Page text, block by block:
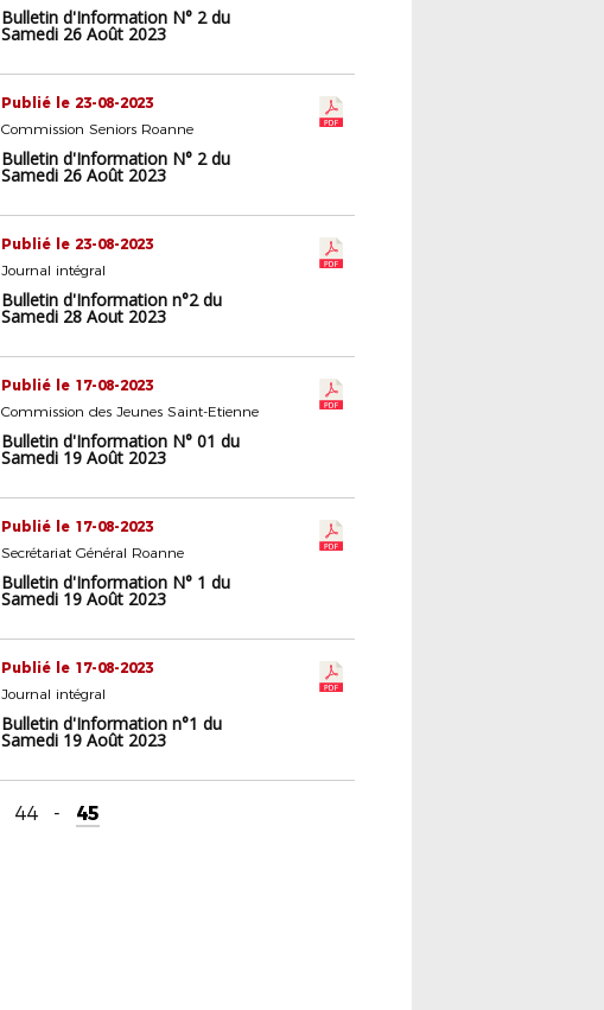
Bulletin d'Information N° 2 du
Samedi 26 Août 2023
Publié le 23-08-2023
Commission Seniors Roanne
Bulletin d'Information N° 2 du
Samedi 26 Août 2023
Publié le 23-08-2023
Journal intégral
Bulletin d'Information n°2 du
Samedi 28 Aout 2023
Publié le 17-08-2023
Commission des Jeunes Saint-Etienne
Bulletin d'Information N° 01 du
Samedi 19 Août 2023
Publié le 17-08-2023
Secrétariat Général Roanne
Bulletin d'Information N° 1 du
Samedi 19 Août 2023
Publié le 17-08-2023
Journal intégral
Bulletin d'Information n°1 du
Samedi 19 Août 2023
44 - 45